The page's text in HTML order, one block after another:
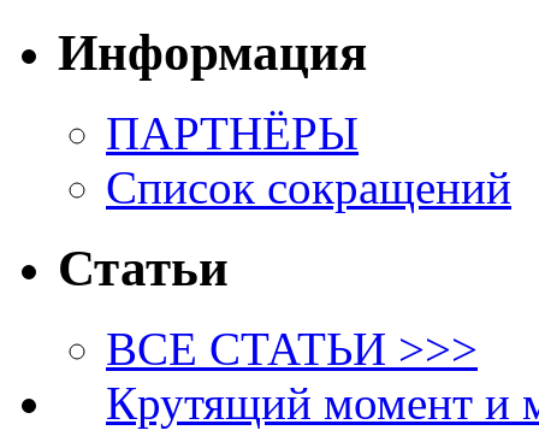
Информация
ПАРТНЁРЫ
Список сокращений
Статьи
ВСЕ СТАТЬИ >>>
Крутящий момент и